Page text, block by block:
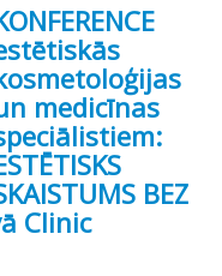
medicīnas
BEZ
Clinic